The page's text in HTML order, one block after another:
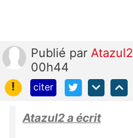
Publié par Atazul2
00h44
!
citer
Atazul2 a écrit